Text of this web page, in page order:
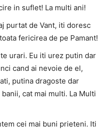
in suflet! La multi ani!
purtat de Vant, iti doresc
fericirea de pe Pamant!
urari. Eu iti urez putin dar
cand ai nevoie de el,
putina dragoste dar
cat mai multi. La Multi
cei mai buni prieteni. Iti